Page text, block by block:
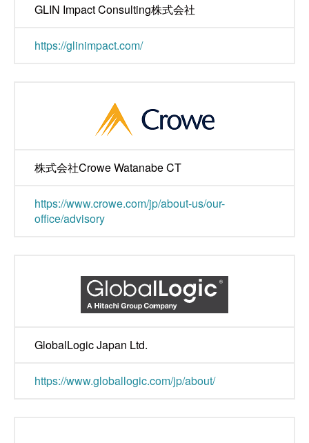
GLIN Impact Consulting株式会社
https://glinimpact.com/
株式会社Crowe Watanabe CT
https://www.crowe.com/jp/about-us/our-
office/advisory
GlobalLogic Japan Ltd.
https://www.globallogic.com/jp/about/